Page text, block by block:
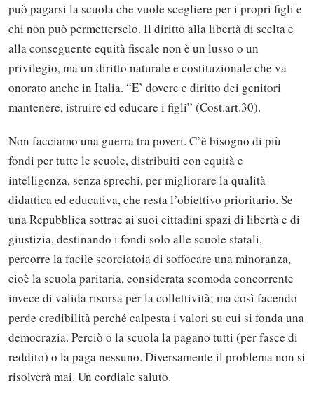
può pagarsi la scuola che vuole scegliere per i propri figli e
chi non può permetterselo. Il diritto alla libertà di scelta e
alla conseguente equità fiscale non è un lusso o un
privilegio, ma un diritto naturale e costituzionale che va
onorato anche in Italia. “E’ dovere e diritto dei genitori
mantenere, istruire ed educare i figli” (Cost.art.30).
Non facciamo una guerra tra poveri. C’è bisogno di più
fondi per tutte le scuole, distribuiti con equità e
intelligenza, senza sprechi, per migliorare la qualità
didattica ed educativa, che resta l’obiettivo prioritario. Se
una Repubblica sottrae ai suoi cittadini spazi di libertà e di
giustizia, destinando i fondi solo alle scuole statali,
percorre la facile scorciatoia di soffocare una minoranza,
cioè la scuola paritaria, considerata scomoda concorrente
invece di valida risorsa per la collettività; ma così facendo
perde credibilità perché calpesta i valori su cui si fonda una
democrazia. Perciò o la scuola la pagano tutti (per fasce di
reddito) o la paga nessuno. Diversamente il problema non si
risolverà mai. Un cordiale saluto.